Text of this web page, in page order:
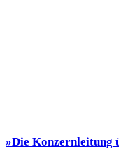
»Die Konzernleitung